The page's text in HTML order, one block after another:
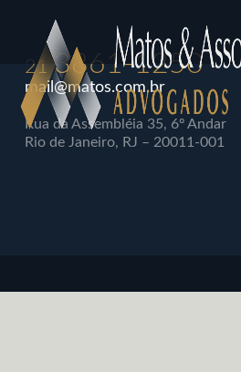
213861-1250
mail@matos.com.br
Rua da Assembléia 35, 6º Andar
Rio de Janeiro, RJ – 20011-001